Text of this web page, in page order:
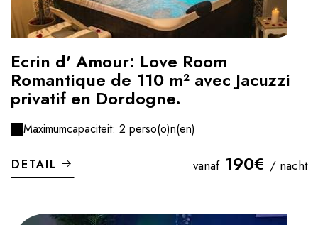
Ecrin d' Amour: Love Room
Romantique de 110 m² avec Jacuzzi
privatif en Dordogne.
Maximumcapaciteit: 2 perso(o)n(en)
DETAIL vanaf 190€ / nacht